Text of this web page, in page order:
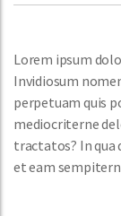
Lorem ipsum
Invidiosum
perpetuam quis
mediocriterne
tractatos? In
et eam